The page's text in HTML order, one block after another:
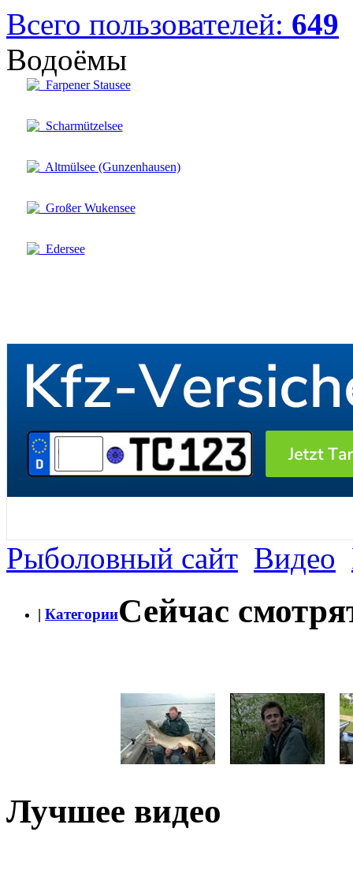
Всего пользователей: 649
Водоёмы
Farpener Stausee
Scharmützelsee
Altmülsee (Gunzenhausen)
Großer Wukensee
Edersee
Рыболовный сайт Видео
| КатегорииСейчас
Лучшее видео